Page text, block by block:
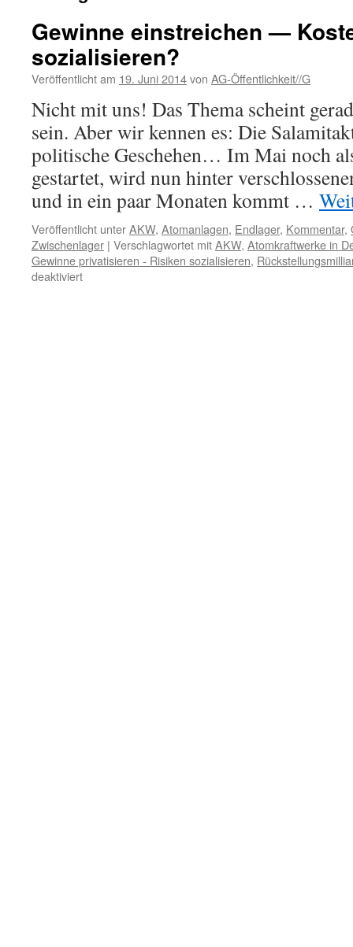
Gewinne einstreichen —
sozialisieren?
Veröffentlicht am 19. Juni 2014von AG-Öffentlichkeit//G
Nicht mit uns! Das Thema scheint
sein. Aber wir kennen es: Die
politische Geschehen… Im Mai noch
gestartet, wird nun hinter
und in ein paar Monaten kommt …
Veröffentlicht unterAKW, Atomanlagen, Endlager, Kommentar,
Zwischenlager | Verschlagwortet mitAKW, Atomkraftwerke in
Gewinne privatisieren - Risiken sozialisieren,
deaktiviertfür